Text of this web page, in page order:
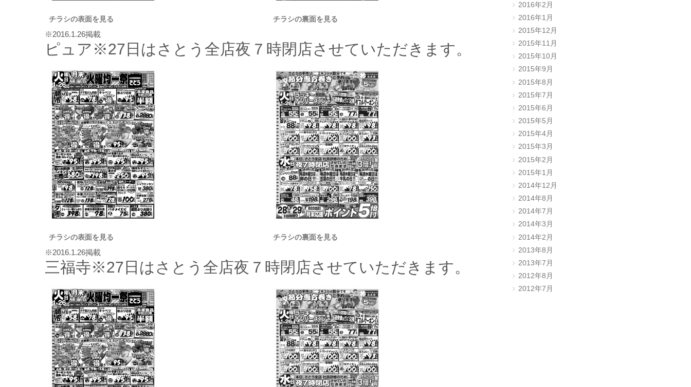
チラシの表面を見る チラシの裏面を見る
※2016.1.26掲載
ピュア※27日はさとう全店夜７時閉店させていただきます。
チラシの表面を見る チラシの裏面を見る
※2016.1.26掲載
三福寺※27日はさとう全店夜７時閉店させていただきます。
2016年2月
2016年1月
2015年12月
2015年11月
2015年10月
2015年9月
2015年8月
2015年7月
2015年6月
2015年5月
2015年4月
2015年3月
2015年2月
2015年1月
2014年12月
2014年8月
2014年7月
2014年3月
2014年2月
2013年8月
2013年7月
2012年8月
2012年7月